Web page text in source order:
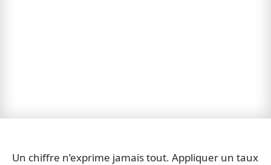
Un chiffre n’exprime jamais tout. Appliquer un taux